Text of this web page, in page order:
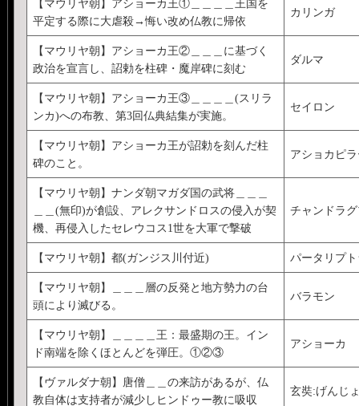
【マウリヤ朝】アショーカ王①＿＿＿＿王国を
平定する際に大虐殺→悔い改め仏教に帰依
カリンガ
【マウリヤ朝】アショーカ王②＿＿＿に基づく
政治を宣言し、詔勅を柱碑・魔岸碑に刻む
ダルマ
【マウリヤ朝】アショーカ王③＿＿＿＿(スリラ
ンカ)への布教、第3回仏典結集が実施。
セイロン
【マウリヤ朝】アショーカ王が詔勅を刻んだ柱
碑のこと。
アショカピ
【マウリヤ朝】ナンダ朝マガダ国の武将＿＿＿
＿＿(無印)が創設、アレクサンドロスの侵入が契
機、再侵入したセレウコス1世を大軍で撃破
チャンドラ
【マウリヤ朝】都(ガンジス川付近) パータリプ
【マウリヤ朝】＿＿＿層の反発と地方勢力の台
頭により滅びる。
バラモン
【マウリヤ朝】＿＿＿＿王：最盛期の王。イン
ド南端を除くほとんどを弾圧。①②③
アショーカ
【ヴァルダナ朝】唐僧＿＿の来訪があるが、仏
教自体は支持者が減少しヒンドゥー教に吸収
玄奘:げんじ